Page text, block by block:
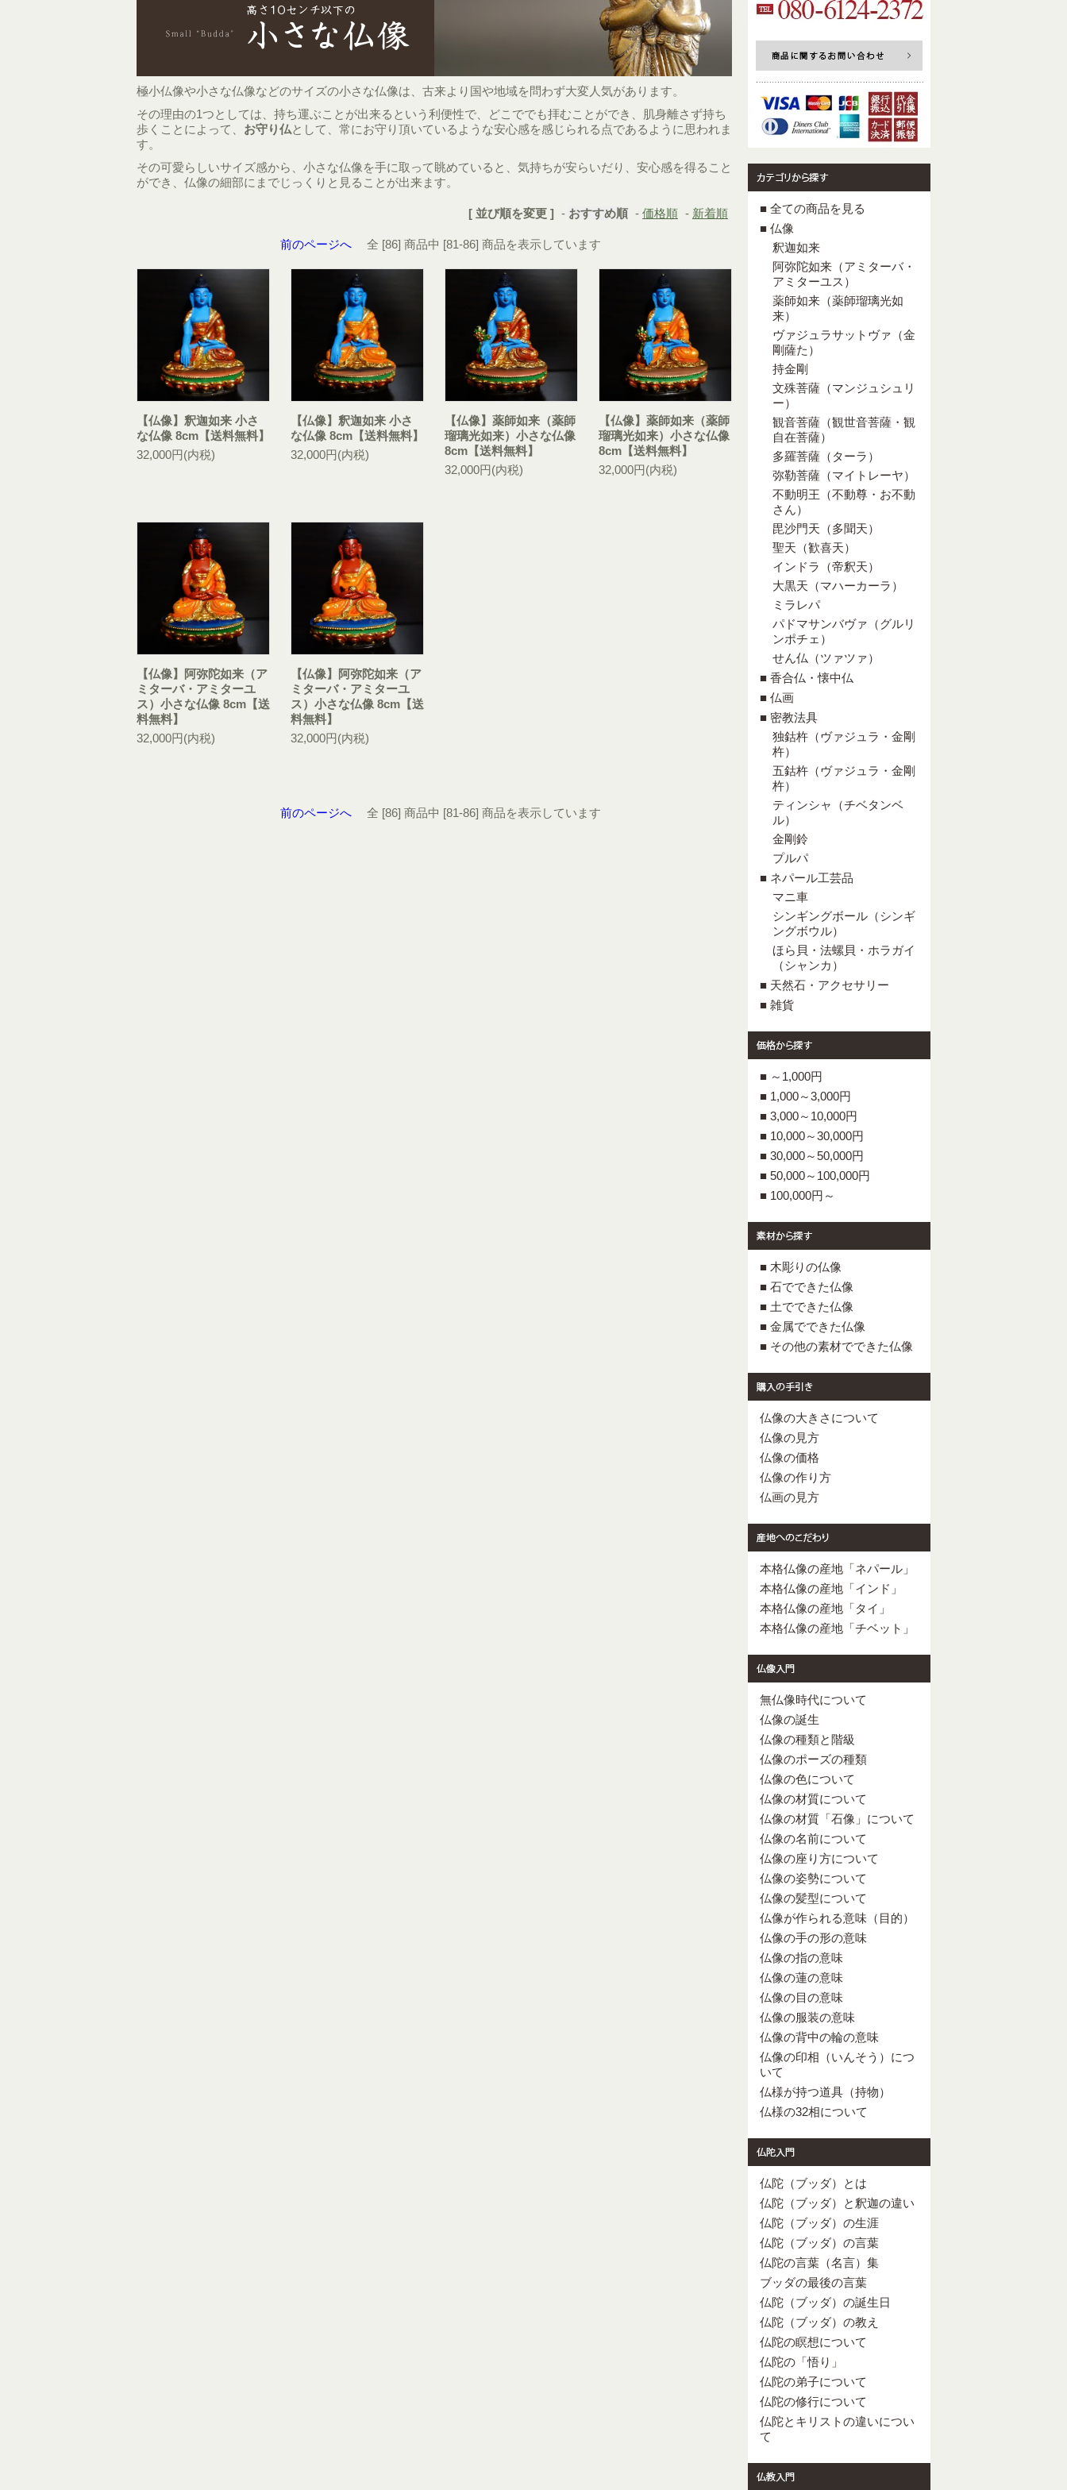
極小仏像や小さな仏像などのサイズの小さな仏像は、古来より国や地域を問わず大変人気があります。
その理由の1つとしては、持ち運ぶことが出来るという利便性で、どこででも拝むことができ、肌身離さず持ち
歩くことによって、 お守り仏として、常にお守り頂いているような安心感を感じられる点であるように思われま
す。
その可愛らしいサイズ感から、小さな仏像を手に取って眺めていると、気持ちが安らいだり、安心感を得ること
ができ、仏像の細部にまでじっくりと見ることが出来ます。
[ 並び順を変更 ] - おすすめ順 - 価格順 - 新着順
前のページへ 全 [86] 商品中 [81-86] 商品を表示しています
【仏像】釈迦如来 小さ
な仏像 8cm【送料無料】
32,000円(内税)
【仏像】釈迦如来 小さ
な仏像 8cm【送料無料】
32,000円(内税)
【仏像】薬師如来（薬師
瑠璃光如来）小さな仏像
8cm【送料無料】
32,000円(内税)
【仏像】薬師如来（薬師
瑠璃光如来）小さな仏像
8cm【送料無料】
32,000円(内税)
【仏像】阿弥陀如来（ア
ミターバ・アミターユ
ス）小さな仏像 8cm【送
料無料】
32,000円(内税)
【仏像】阿弥陀如来（ア
ミターバ・アミターユ
ス）小さな仏像 8cm【送
料無料】
32,000円(内税)
前のページへ 全 [86] 商品中 [81-86] 商品を表示しています
■ 全ての商品を見る
■ 仏像
釈迦如来
阿弥陀如来（アミターバ・
アミターユス）
薬師如来（薬師瑠璃光如
来）
ヴァジュラサットヴァ（金
剛薩た）
持金剛
文殊菩薩（マンジュシュリ
ー）
観音菩薩（観世音菩薩・観
自在菩薩）
多羅菩薩（ターラ）
弥勒菩薩（マイトレーヤ）
不動明王（不動尊・お不動
さん）
毘沙門天（多聞天）
聖天（歓喜天）
インドラ（帝釈天）
大黒天（マハーカーラ）
ミラレパ
パドマサンバヴァ（グルリ
ンポチェ）
せん仏（ツァツァ）
■ 香合仏・懐中仏
■ 仏画
■ 密教法具
独鈷杵（ヴァジュラ・金剛
杵）
五鈷杵（ヴァジュラ・金剛
杵）
ティンシャ（チベタンベ
ル）
金剛鈴
プルパ
■ ネパール工芸品
マニ車
シンギングボール（シンギ
ングボウル）
ほら貝・法螺貝・ホラガイ
（シャンカ）
■ 天然石・アクセサリー
■ 雑貨
■ ～1,000円
■ 1,000～3,000円
■ 3,000～10,000円
■ 10,000～30,000円
■ 30,000～50,000円
■ 50,000～100,000円
■ 100,000円～
■ 木彫りの仏像
■ 石でできた仏像
■ 土でできた仏像
■ 金属でできた仏像
■ その他の素材でできた仏像
仏像の大きさについて
仏像の見方
仏像の価格
仏像の作り方
仏画の見方
本格仏像の産地「ネパール」
本格仏像の産地「インド」
本格仏像の産地「タイ」
本格仏像の産地「チベット」
無仏像時代について
仏像の誕生
仏像の種類と階級
仏像のポーズの種類
仏像の色について
仏像の材質について
仏像の材質「石像」について
仏像の名前について
仏像の座り方について
仏像の姿勢について
仏像の髪型について
仏像が作られる意味（目的）
仏像の手の形の意味
仏像の指の意味
仏像の蓮の意味
仏像の目の意味
仏像の服装の意味
仏像の背中の輪の意味
仏像の印相（いんそう）につ
いて
仏様が持つ道具（持物）
仏様の32相について
仏陀（ブッダ）とは
仏陀（ブッダ）と釈迦の違い
仏陀（ブッダ）の生涯
仏陀（ブッダ）の言葉
仏陀の言葉（名言）集
ブッダの最後の言葉
仏陀（ブッダ）の誕生日
仏陀（ブッダ）の教え
仏陀の瞑想について
仏陀の「悟り」
仏陀の弟子について
仏陀の修行について
仏陀とキリストの違いについ
て